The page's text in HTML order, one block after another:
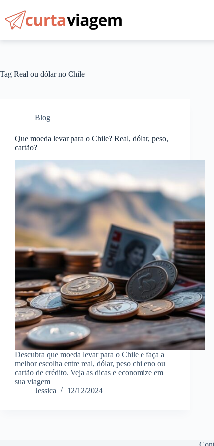
conteúdo
Tag Real ou dólar no Chile
Blog
Que moeda levar para o Chile? Real, dólar, peso,
cartão?
Descubra que moeda levar para o Chile e faça a
melhor escolha entre real, dólar, peso chileno ou
cartão de crédito. Veja as dicas e economize em
sua viagem
Jessica
12/12/2024